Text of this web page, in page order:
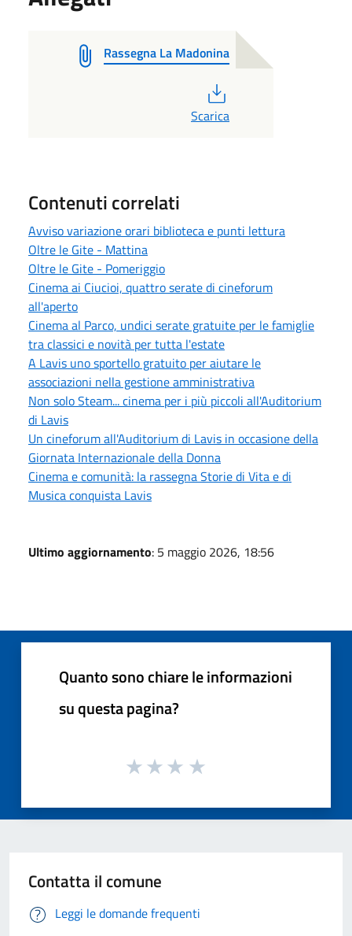
Rassegna La Madonina
Scarica
Contenuti correlati
Avviso variazione orari biblioteca e punti lettura
Oltre le Gite - Mattina
Oltre le Gite - Pomeriggio
Cinema ai Ciucioi, quattro serate di cineforum
all'aperto
Cinema al Parco, undici serate gratuite per le famiglie
tra classici e novità per tutta l'estate
A Lavis uno sportello gratuito per aiutare le
associazioni nella gestione amministrativa
Non solo Steam... cinema per i più piccoli all'Auditorium
di Lavis
Un cineforum all'Auditorium di Lavis in occasione della
Giornata Internazionale della Donna
Cinema e comunità: la rassegna Storie di Vita e di
Musica conquista Lavis
Ultimo aggiornamento: 5 maggio 2026, 18:56
Quanto sono chiare le informazioni
su questa pagina?
Contatta il comune
Leggi le domande frequenti